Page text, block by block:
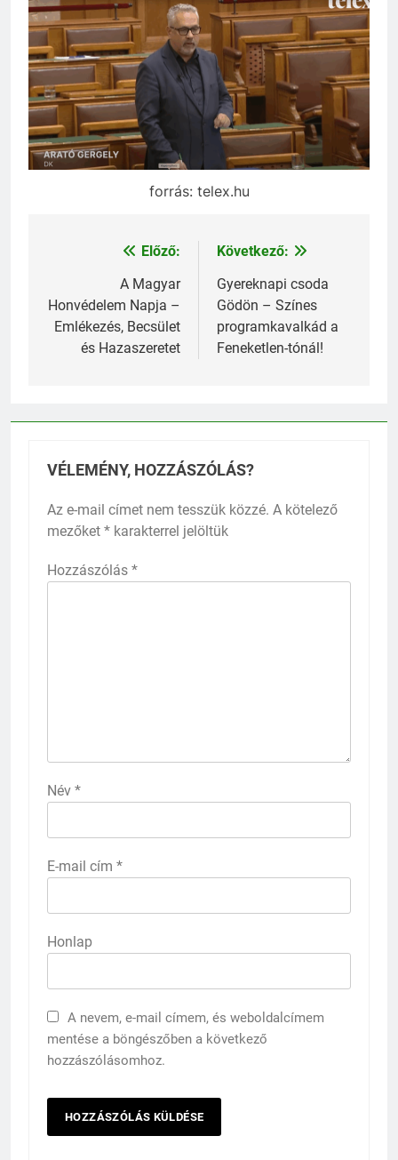
forrás: telex.hu
Bejegyzés
navigáció
Előző:
A Magyar
Honvédelem Napja –
Emlékezés, Becsület
és Hazaszeretet
Következő:
Gyereknapi csoda
Gödön – Színes
programkavalkád a
Feneketlen-tónál!
VÉLEMÉNY, HOZZÁSZÓLÁS?
Az e-mail címet nem tesszük közzé. A kötelező
mezőket * karakterrel jelöltük
Hozzászólás *
Név *
E-mail cím *
Honlap
A nevem, e-mail címem, és weboldalcímem
mentése a böngészőben a következő
hozzászólásomhoz.